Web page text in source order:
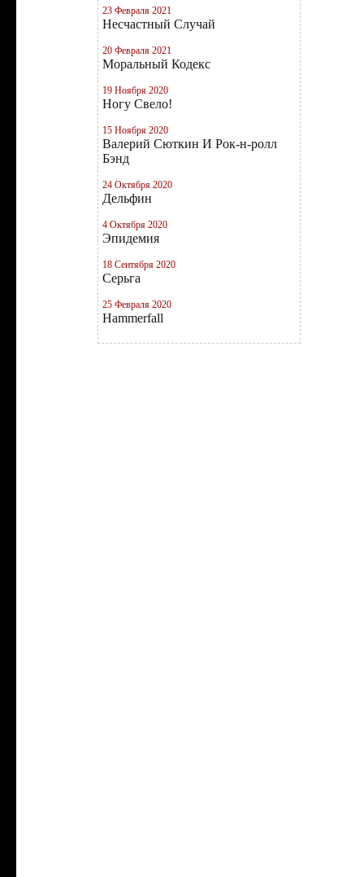
23 Февраля 2021
Несчастный Случай
20 Февраля 2021
Моральный Кодекс
19 Ноября 2020
Ногу Свело!
15 Ноября 2020
Валерий Сюткин И Рок-н-ролл
Бэнд
24 Октября 2020
Дельфин
4 Октября 2020
Эпидемия
18 Сентября 2020
Серьга
25 Февраля 2020
Hammerfall